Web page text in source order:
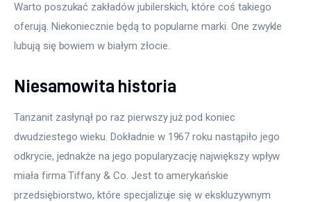
Warto poszukać zakładów jubilerskich, które coś takiego
oferują. Niekoniecznie będą to popularne marki. One zwykle
lubują się bowiem w białym złocie.
Niesamowita historia
Tanzanit zasłynął po raz pierwszy już pod koniec
dwudziestego wieku. Dokładnie w 1967 roku nastąpiło jego
odkrycie, jednakże na jego popularyzację największy wpływ
miała firma Tiffany & Co. Jest to amerykańskie
przedsiębiorstwo, które specjalizuje się w ekskluzywnym